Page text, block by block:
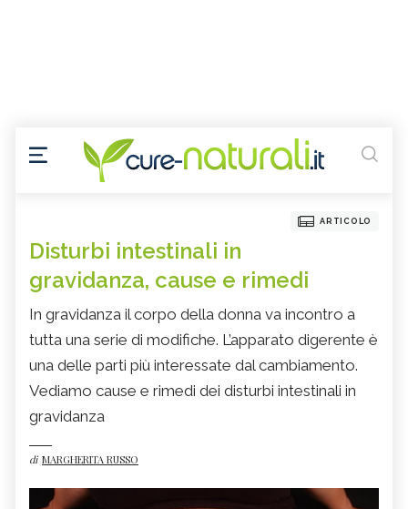
ARTICOLO
Disturbi intestinali in
gravidanza, cause e rimedi
In gravidanza il corpo della donna va incontro a
tutta una serie di modifiche. L’apparato digerente è
una delle parti più interessate dal cambiamento.
Vediamo cause e rimedi dei disturbi intestinali in
gravidanza
di MARGHERITA RUSSO